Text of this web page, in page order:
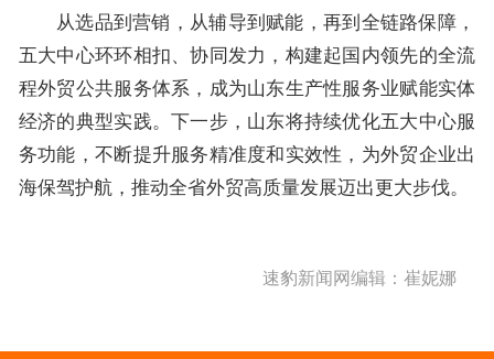
从选品到营销，从辅导到赋能，再到全链路保障，
五大中心环环相扣、协同发力，构建起国内领先的全流
程外贸公共服务体系，成为山东生产性服务业赋能实体
经济的典型实践。下一步，山东将持续优化五大中心服
务功能，不断提升服务精准度和实效性，为外贸企业出
海保驾护航，推动全省外贸高质量发展迈出更大步伐。
速豹新闻网编辑：崔妮娜